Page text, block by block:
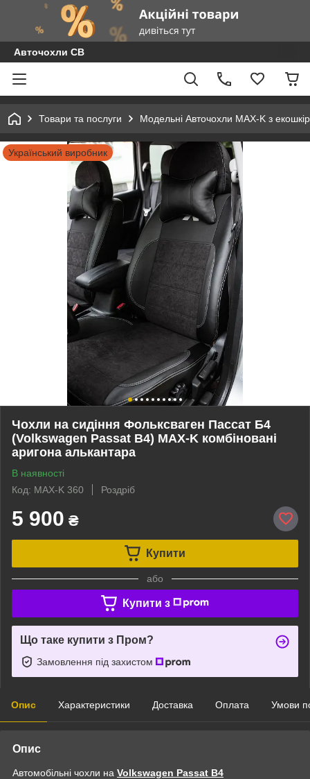
Авточохли СВ
Товари та послуги Модельні Авточохли MAX-K з
Український виробник
Чохли на сидіння Фольксваген Пассат Б4
(Volkswagen Passat B4) MAX-K комбіновані
аригона алькантара
В наявності
Код: MAX-K 360
Роздріб
5 900 ₴
Купити
або
Купити з
Що таке купити з Пром?
Замовлення під захистом
Опис Характеристики Доставка Оплата Умови
Опис
Автомобільні чохли на Volkswagen Passat B4